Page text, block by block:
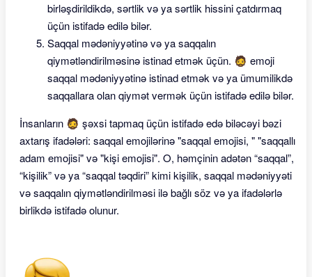
birləşdirildikdə, sərtlik və ya sərtlik hissini çatdırmaq
üçün istifadə edilə bilər.
Saqqal mədəniyyətinə və ya saqqalın
qiymətləndirilməsinə istinad etmək üçün. 🧔 emoji
saqqal mədəniyyətinə istinad etmək və ya ümumilikdə
saqqallara olan qiymət vermək üçün istifadə edilə bilər.
İnsanların 🧔 şəxsi tapmaq üçün istifadə edə biləcəyi bəzi
axtarış ifadələri: saqqal emojilərinə "saqqal emojisi, " "saqqallı
adam emojisi" və "kişi emojisi". O, həmçinin adətən “saqqal”,
“kişilik” və ya “saqqal təqdiri” kimi kişilik, saqqal mədəniyyəti
və saqqalın qiymətləndirilməsi ilə bağlı söz və ya ifadələrlə
birlikdə istifadə olunur.